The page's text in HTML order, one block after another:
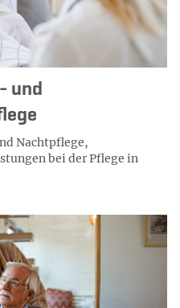
und
Nachtpflege,
bei der Pflege in